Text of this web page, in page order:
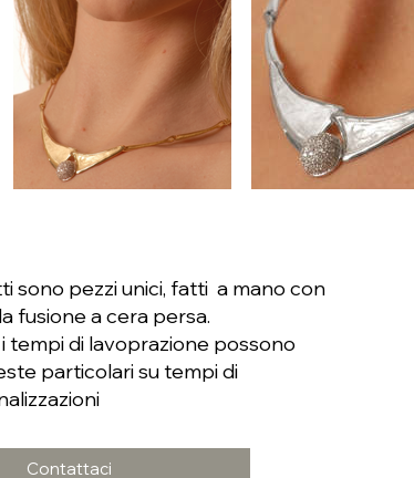
sono pezzi unici, fatti a mano con
fusione a cera persa.
tempi di lavoprazione possono
particolari su tempi di
Contattaci